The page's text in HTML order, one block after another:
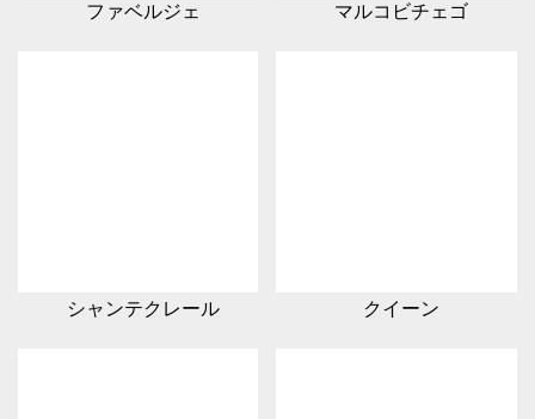
ファベルジェ マルコビチェゴ
シャンテクレール クイーン